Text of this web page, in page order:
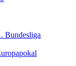
Bundesliga